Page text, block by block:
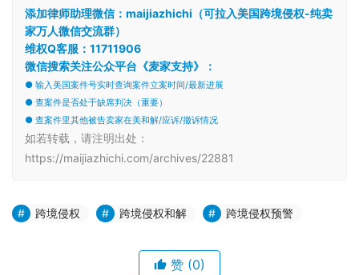
添加律师助理微信：maijiazhichi（可拉入美国跨境侵权-纯卖
家万人微信交流群）
维权Q客服：11711906
微信搜索关注公众平台《麦家支持》：
● 输入美国案件号实时查询案件立案时间/最新进展
● 查案件是否处于缺席判决（重要）
● 查案件里其他被告卖家在美和解/应诉/撤诉情况
如若转载，请注明出处：
https://maijiazhichi.com/archives/22881
跨境侵权 跨境侵权和解 跨境侵权预警
赞 (0)